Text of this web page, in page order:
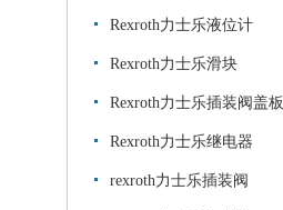
Rexroth力士乐液位计
Rexroth力士乐滑块
Rexroth力士乐插装阀盖板
Rexroth力士乐继电器
rexroth力士乐插装阀